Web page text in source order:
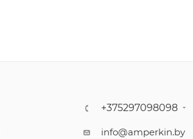
+375297098098
info@amperkin.by